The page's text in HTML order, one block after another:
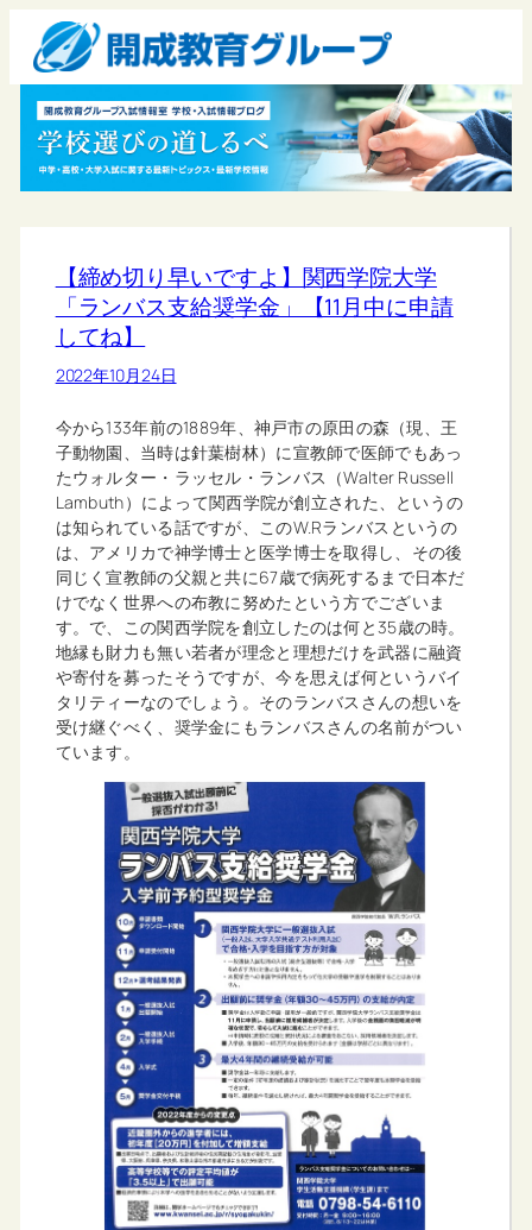
【締め切り早いですよ】関西学院大学
「ランバス支給奨学金」【11月中に申請
してね】
2022年10月24日
今から133年前の1889年、神戸市の原田の森（現、王
子動物園、当時は針葉樹林）に宣教師で医師でもあっ
たウォルター・ラッセル・ランバス（Walter Russell
Lambuth）によって関西学院が創立された、というの
は知られている話ですが、このW.Rランバスというの
は、アメリカで神学博士と医学博士を取得し、その後
同じく宣教師の父親と共に67歳で病死するまで日本だ
けでなく世界への布教に努めたという方でございま
す。で、この関西学院を創立したのは何と35歳の時。
地縁も財力も無い若者が理念と理想だけを武器に融資
や寄付を募ったそうですが、今を思えば何というバイ
タリティーなのでしょう。そのランバスさんの想いを
受け継ぐべく、奨学金にもランバスさんの名前がつい
ています。